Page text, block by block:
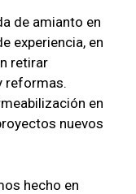
de amianto en
experiencia, en
retirar
reformas.
en
nuevos
hecho en